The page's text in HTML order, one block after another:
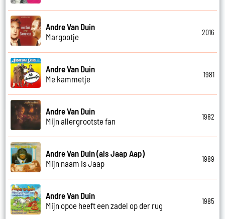
Andre Van Duin
Margootje
2016
Andre Van Duin
Me kammetje
1981
Andre Van Duin
Mijn allergrootste fan
1982
Andre Van Duin (als Jaap Aap)
Mijn naam is Jaap
1989
Andre Van Duin
Mijn opoe heeft een zadel op der rug
1985